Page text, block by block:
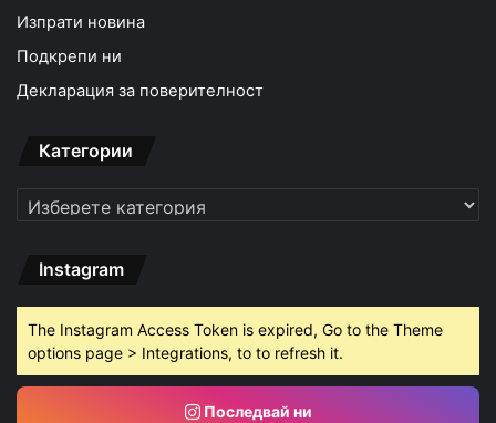
Изпрати новина
Подкрепи ни
Декларация за поверителност
Категории
Категории
Instagram
The Instagram Access Token is expired, Go to the Theme
options page > Integrations, to to refresh it.
Последвай ни